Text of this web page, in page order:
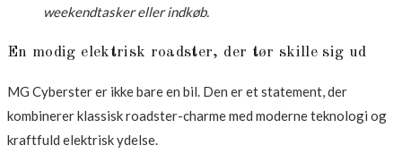
weekendtasker eller indkøb.
En modig elektrisk roadster, der tør skille sig ud
MG Cyberster er ikke bare en bil. Den er et statement, der
kombinerer klassisk roadster-charme med moderne teknologi og
kraftfuld elektrisk ydelse.